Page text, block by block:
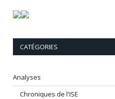
CATÉGORIES
Analyses
Chroniques de l'ISE